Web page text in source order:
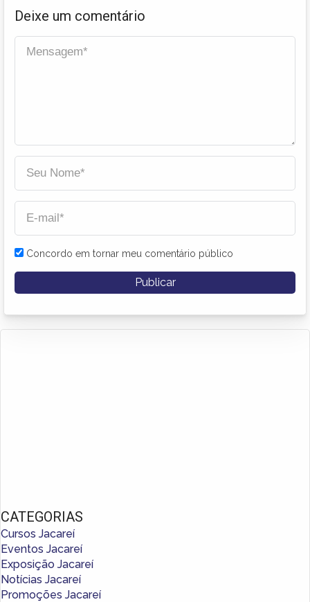
Deixe um comentário
Concordo em tornar meu comentário público
CATEGORIAS
Cursos Jacareí
Eventos Jacareí
Exposição Jacareí
Notícias Jacareí
Promoções Jacareí